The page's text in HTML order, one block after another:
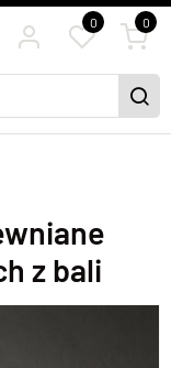
0 0
z bali